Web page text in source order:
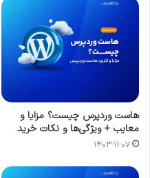
هاست وردپرس چیست؟ مزایا و
معایب + ویژگی‌ها و نکات خرید
۱۴۰۳-۱۱-۰۷